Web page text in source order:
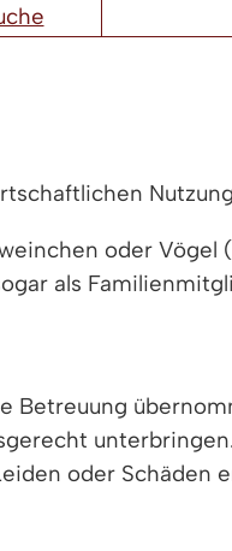
oder
als
Betreuung
oder Schäden